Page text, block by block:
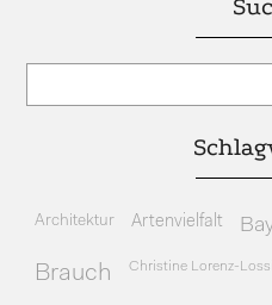
Architektur Artenvielfalt
Brauch Christine Lorenz-